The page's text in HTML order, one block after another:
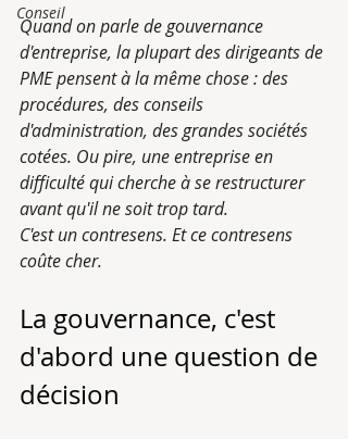
Conseil
Quand on parle de gouvernance
d'entreprise, la plupart des dirigeants de
PME pensent à la même chose : des
procédures, des conseils
d'administration, des grandes sociétés
cotées. Ou pire, une entreprise en
difficulté qui cherche à se restructurer
avant qu'il ne soit trop tard.
C'est un contresens. Et ce contresens
coûte cher.
La gouvernance, c'est
d'abord une question de
décision